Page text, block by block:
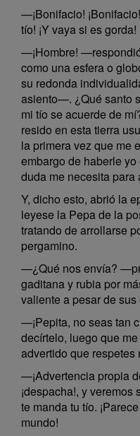
—¡Bonifacio!
tío! ¡Y vaya si es gorda!
—¡Hombre!
como una esfera o
su redonda
asiento—. ¿Qué santo
mi tío se acuerde de
resido en esta tierra
la primera vez que me
embargo de haberle yo
duda me necesita para
Y, dicho esto, abrió la
leyese la Pepa de la
tratando de arrollarse
pergamino.
—¿Qué nos envía?
gaditana y rubia por
valiente a pesar de
—¡Pepita, no seas tan
decírtelo, luego que
advertido que
—¡Advertencia propia
¡despacha!, y
te manda tu tío.
mundo!